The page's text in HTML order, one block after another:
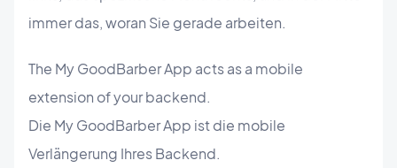
immer das, woran Sie gerade arbeiten.
The My GoodBarber App acts as a mobile
extension of your backend.
Die My GoodBarber App ist die mobile
Verlängerung Ihres Backend.